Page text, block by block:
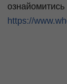
https://